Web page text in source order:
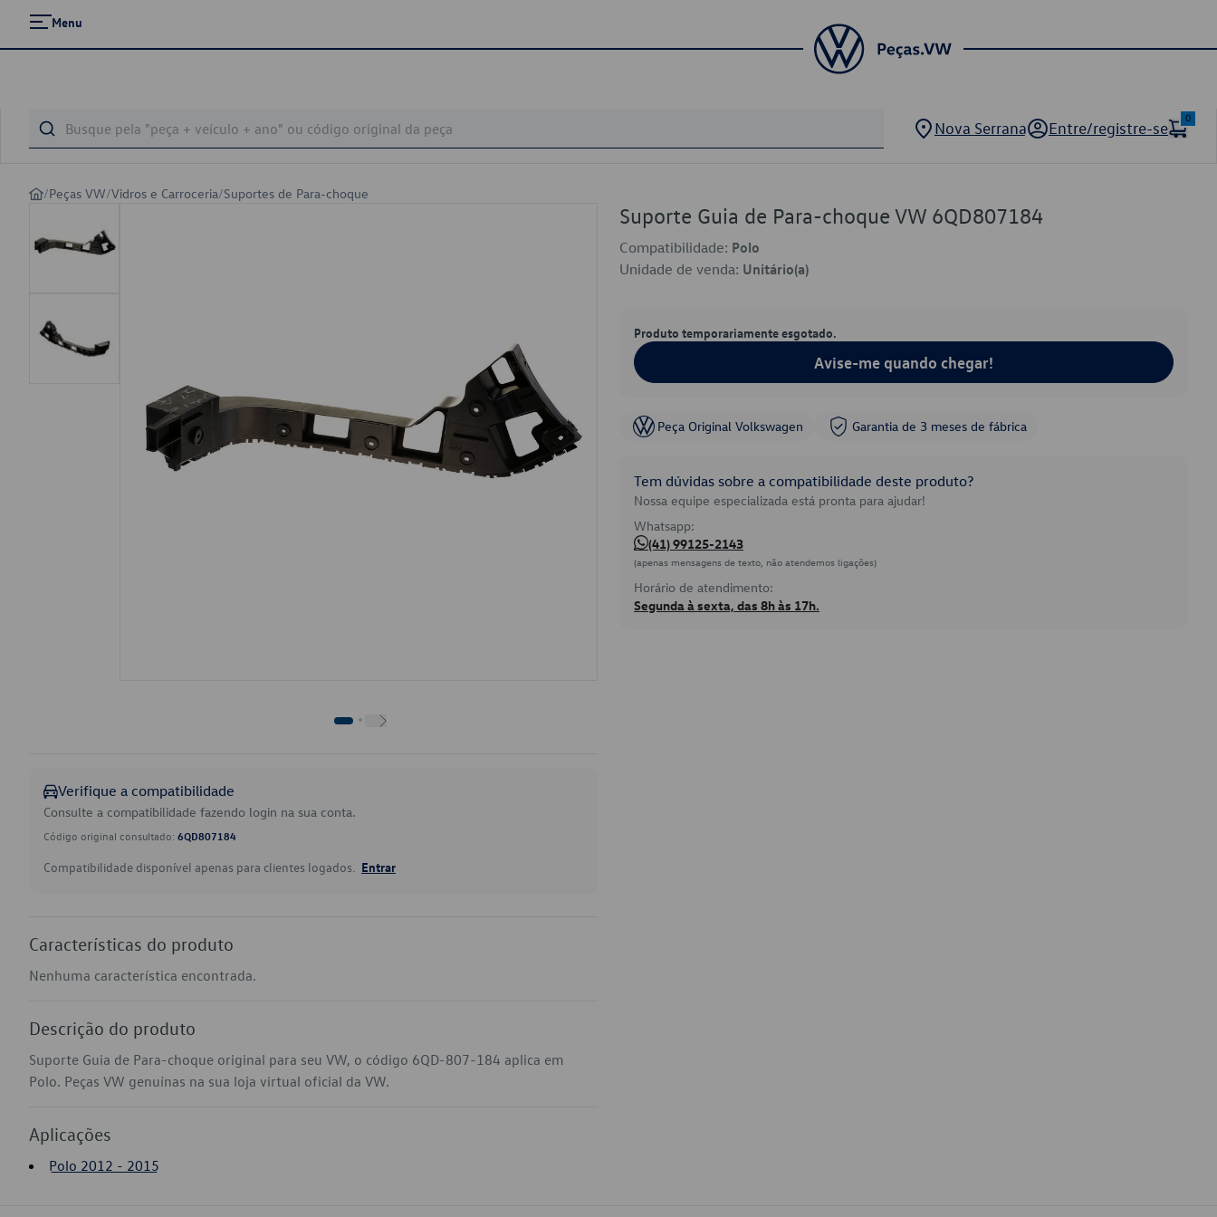
Menu
Nova Serrana Entre/registre-se
0
/Peças VW/Vidros e Carroceria/Suportes de Para-choque
Verifique a compatibilidade
Consulte a compatibilidade fazendo login na sua conta.
Código original consultado: 6QD807184
Compatibilidade disponível apenas para clientes logados. Entrar
Características do produto
Nenhuma característica encontrada.
Descrição do produto
Suporte Guia de Para-choque original para seu VW, o código 6QD-807-184 aplica em
Polo. Peças VW genuínas na sua loja virtual oficial da VW.
Aplicações
Polo 2012 - 2015
Suporte Guia de Para-choque VW 6QD807184
Compatibilidade: Polo
Unidade de venda: Unitário(a)
Produto temporariamente esgotado.
Avise-me quando chegar!
Peça Original Volkswagen Garantia de 3 meses de fábrica
Tem dúvidas sobre a compatibilidade deste produto?
Nossa equipe especializada está pronta para ajudar!
Whatsapp:
(41) 99125-2143
(apenas mensagens de texto, não atendemos ligações)
Horário de atendimento:
Segunda à sexta, das 8h às 17h.